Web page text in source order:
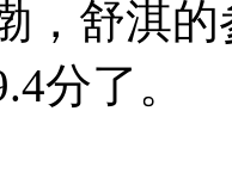
，舒淇
分了 。